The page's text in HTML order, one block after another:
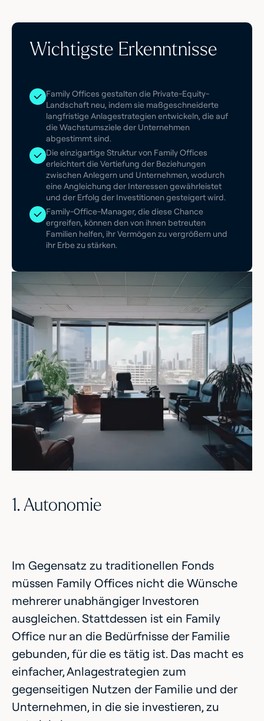
Wichtigste Erkenntnisse
Family Offices gestalten die Private-Equity-
Landschaft neu, indem sie maßgeschneiderte
langfristige Anlagestrategien entwickeln, die auf
die Wachstumsziele der Unternehmen
abgestimmt sind.
Die einzigartige Struktur von Family Offices
erleichtert die Vertiefung der Beziehungen
zwischen Anlegern und Unternehmen, wodurch
eine Angleichung der Interessen gewährleistet
und der Erfolg der Investitionen gesteigert wird.
Family-Office-Manager, die diese Chance
ergreifen, können den von ihnen betreuten
Familien helfen, ihr Vermögen zu vergrößern und
ihr Erbe zu stärken.
1. Autonomie
Im Gegensatz zu traditionellen Fonds
müssen Family Offices nicht die Wünsche
mehrerer unabhängiger Investoren
ausgleichen. Stattdessen ist ein Family
Office nur an die Bedürfnisse der Familie
gebunden, für die es tätig ist. Das macht es
einfacher, Anlagestrategien zum
gegenseitigen Nutzen der Familie und der
Unternehmen, in die sie investieren, zu